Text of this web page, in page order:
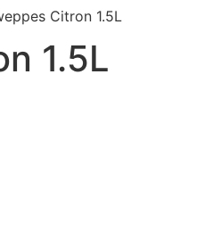
Citron 1.5L
1.5L